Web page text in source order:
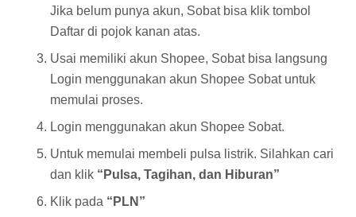
Jika belum punya akun, Sobat bisa klik tombol
Daftar di pojok kanan atas.
Usai memiliki akun Shopee, Sobat bisa langsung
Login menggunakan akun Shopee Sobat untuk
memulai proses.
Login menggunakan akun Shopee Sobat.
Untuk memulai membeli pulsa listrik. Silahkan cari
dan klik “Pulsa, Tagihan, dan Hiburan”
Klik pada “PLN”